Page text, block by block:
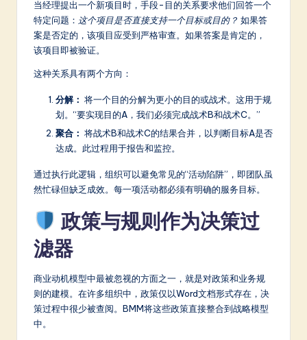
当经理提出一个新项目时，手段-目的关系要求他们回答一个
特定问题： 这个项目是否直接支持一个目标或目的？ 如果答
案是否定的，该项目应受到严格审查。如果答案是肯定的，
该项目即被验证。
这种关系具有两个方向：
分解： 将一个目的分解为更小的目的或战术。这用于规
划。“要实现目的A，我们必须完成战术B和战术C。”
聚合： 将战术B和战术C的结果合并，以判断目标A是否
达成。此过程用于报告和监控。
通过执行此逻辑，组织可以避免常见的“活动陷阱”，即团队虽
然忙碌但缺乏成效。每一项活动都必须有明确的服务目标。
政策与规则作为决策过
滤器
商业动机模型中最被忽视的方面之一，就是对政策和业务规
则的建模。在许多组织中，政策仅以Word文档形式存在，决
策过程中很少被查阅。BMM将这些政策直接整合到战略模型
中。